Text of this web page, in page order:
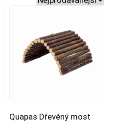
Quapas Dřevěný most